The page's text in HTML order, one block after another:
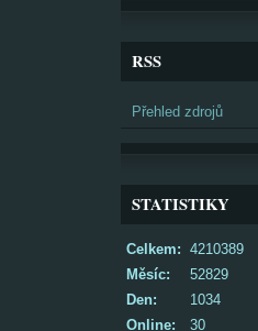
RSS
Přehled zdrojů
STATISTIKY
Online: 30
Celkem: 4210389
Měsíc:
52829
Den:
1034